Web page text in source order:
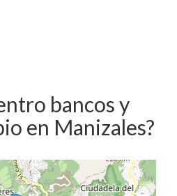
bancos y
en Manizales?